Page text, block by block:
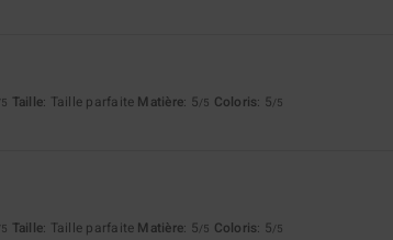
Taille: Taille parfaite Matière: 5/5 Coloris: 5/5
Taille: Taille parfaite Matière: 5/5 Coloris: 5/5